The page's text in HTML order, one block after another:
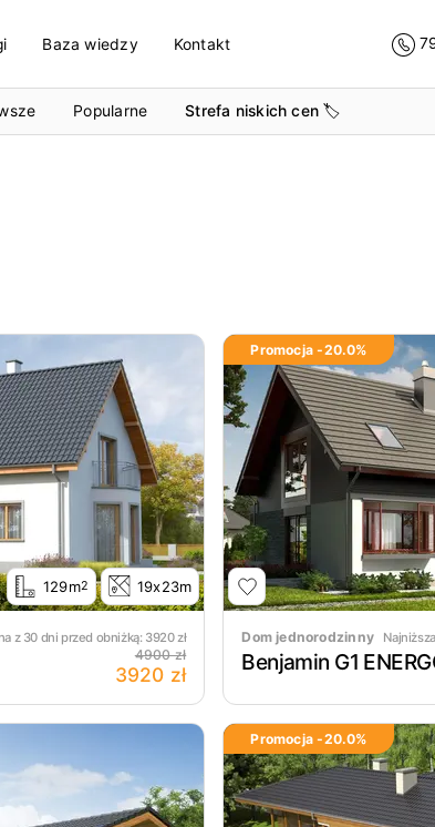
Baza wiedzy Kontakt
Popularne Strefa niskich cen 🏷️
129m2 19x23m
z 30 dni przed obniżką: 3920zł
4900 zł
3920 zł
Promocja -20.0%
Dom jednorodzinny
Benjamin G1
Promocja -20.0%